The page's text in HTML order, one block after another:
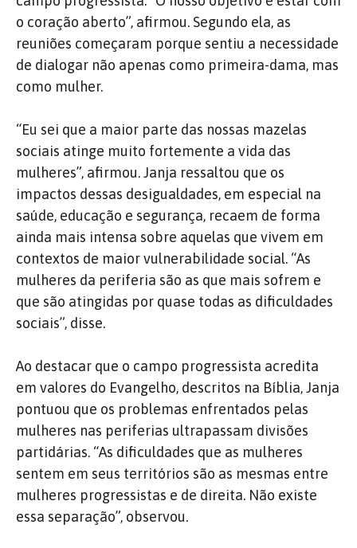
o coração aberto”, afirmou. Segundo ela, as
reuniões começaram porque sentiu a necessidade
de dialogar não apenas como primeira-dama, mas
como mulher.
“Eu sei que a maior parte das nossas mazelas
sociais atinge muito fortemente a vida das
mulheres”, afirmou. Janja ressaltou que os
impactos dessas desigualdades, em especial na
saúde, educação e segurança, recaem de forma
ainda mais intensa sobre aquelas que vivem em
contextos de maior vulnerabilidade social. “As
mulheres da periferia são as que mais sofrem e
que são atingidas por quase todas as dificuldades
sociais”, disse.
Ao destacar que o campo progressista acredita
em valores do Evangelho, descritos na Bíblia, Janja
pontuou que os problemas enfrentados pelas
mulheres nas periferias ultrapassam divisões
partidárias. “As dificuldades que as mulheres
sentem em seus territórios são as mesmas entre
mulheres progressistas e de direita. Não existe
essa separação”, observou.